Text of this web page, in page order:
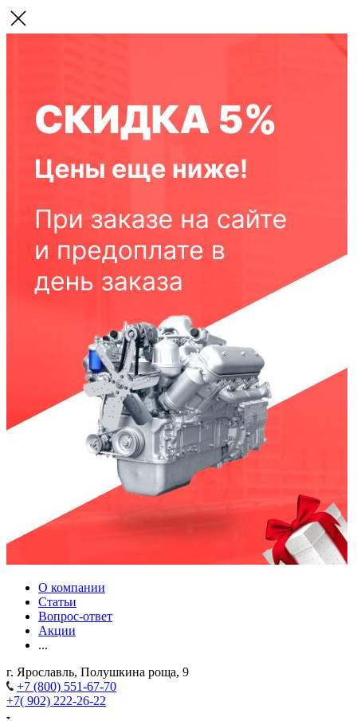
О компании
Статьи
Вопрос-ответ
Акции
...
г. Ярославль, Полушкина роща, 9
+7 (800) 551-67-70
+7( 902) 222-26-22